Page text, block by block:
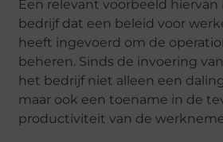
Een relevant voorbeeld hiervan
bedrijf dat een beleid voor
heeft ingevoerd om de
beheren. Sinds de invoering
het bedrijf niet alleen een
maar ook een toename in de
productiviteit van de